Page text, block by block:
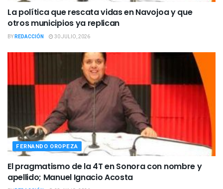
La política que rescata vidas en Navojoa y que
otros municipios ya replican
BYREDACCIÓN 30 JULIO, 2026
FERNANDO OROPEZA
El pragmatismo de la 4T en Sonora con nombre y
apellido; Manuel Ignacio Acosta